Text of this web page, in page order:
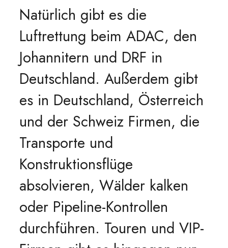
Natürlich gibt es die
Luftrettung beim ADAC, den
Johannitern und DRF in
Deutschland. Außerdem gibt
es in Deutschland, Österreich
und der Schweiz Firmen, die
Transporte und
Konstruktionsflüge
absolvieren, Wälder kalken
oder Pipeline-Kontrollen
durchführen. Touren und VIP-